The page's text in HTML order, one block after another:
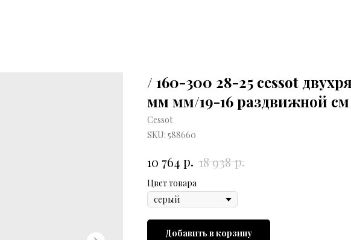
/ 160-300 28-25 cessot
мм мм/19-16 раздвижной
Cessot
SKU: 588660
10 764 р. 18 938 р.
Цвет товара
Добавить в корзину